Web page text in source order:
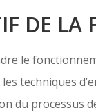
DE LA
le
techniques
du processus